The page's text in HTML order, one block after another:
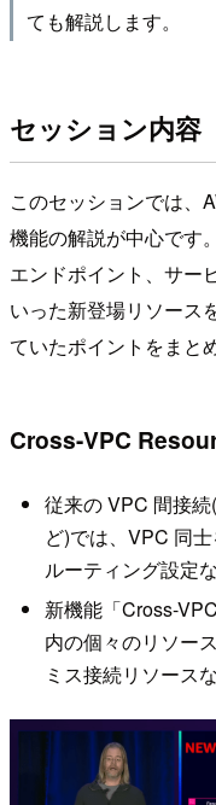
ても解説します。
セッション内容
このセッションでは、
機能の解説が中心です
エンドポイント、サー
いった新登場リソース
ていたポイントをまと
Cross-VPC
従来の VPC 間接
ど)では、VPC 同
ルーティング設定
新機能「Cross-
内の個々のリソー
ミス接続リソース